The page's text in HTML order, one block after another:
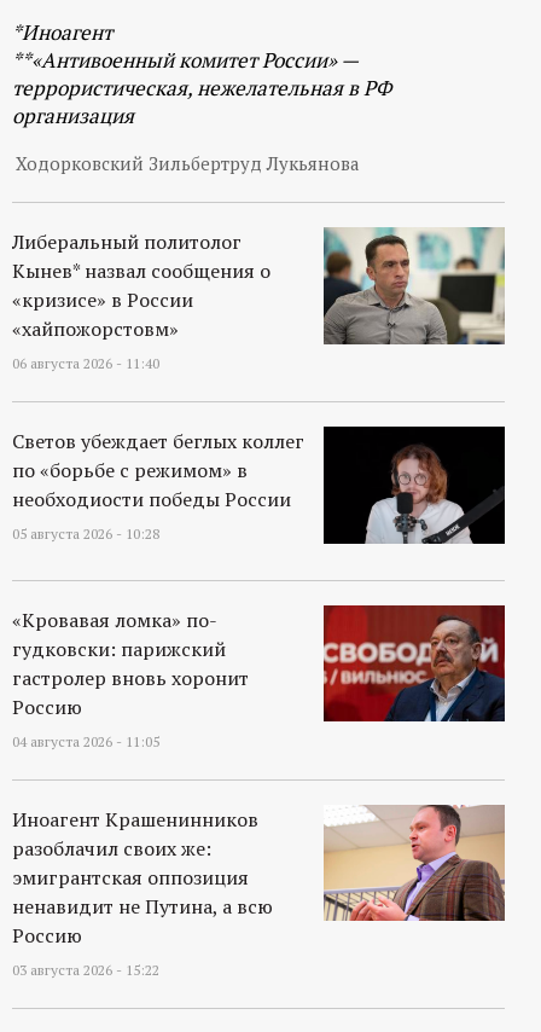
*Иноагент
**«Антивоенный комитет России» —
террористическая, нежелательная в РФ
организация
Ходорковский Зильбертруд Лукьянова
Либеральный политолог
Кынев* назвал сообщения о
«кризисе» в России
«хайпожорстовм»
06 августа 2026 - 11:40
Светов убеждает беглых коллег
по «борьбе с режимом» в
необходиости победы России
05 августа 2026 - 10:28
«Кровавая ломка» по-
гудковски: парижский
гастролер вновь хоронит
Россию
04 августа 2026 - 11:05
Иноагент Крашенинников
разоблачил своих же:
эмигрантская оппозиция
ненавидит не Путина, а всю
Россию
03 августа 2026 - 15:22